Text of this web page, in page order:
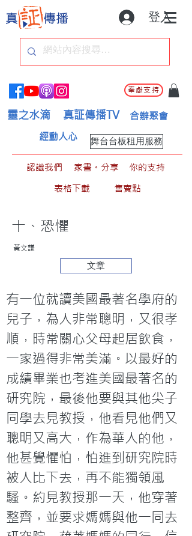
登入
奉獻支持
靈之水滴 真証傳播TV 合辦聚會
舞台台板租用服務
經動人心
認識我們 家書。分享
你的支持
表格下載
售賣點
十、恐懼
黃文謙
文章
有一位就讀美國最著名學府的
兒子，為人非常聰明，又很孝
順，時常關心父母起居飲食，
一家過得非常美滿。以最好的
成績畢業也考進美國最著名的
研究院，最後他要與其他尖子
同學去見教授，他看見他們又
聰明又高大，作為華人的他，
他甚覺懼怕，怕進到研究院時
被人比下去，再不能獨領風
騷。約見教授那一天，他穿著
整齊，並要求媽媽與他一同去